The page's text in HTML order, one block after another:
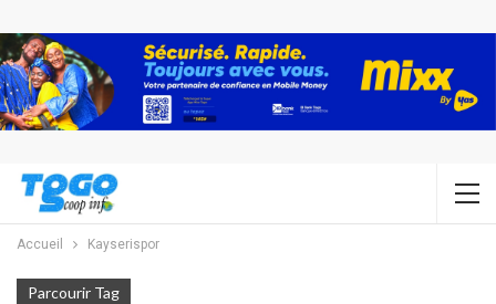
Accueil Kayserispor
Parcourir Tag